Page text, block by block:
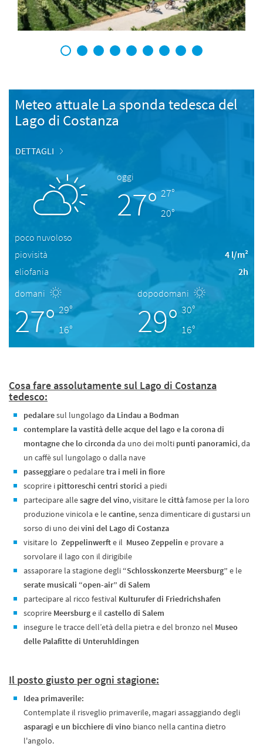
1 2 3 4 5 6 7 8 9
Meteo attuale La sponda tedesca del
Lago di Costanza
DETTAGLI
oggi
27° 27°
20°
poco nuvoloso
piovisità
4 l/m²
eliofania
2h
domani
27° 29°
16°
dopodomani
29° 30°
16°
Cosa fare assolutamente sul Lago di Costanza
tedesco:
pedalaresul lungolago da Lindau a Bodman
contemplare la vastità delle acque del lago e la corona di
montagne che lo circondada uno dei molti punti panoramici, da
un caffè sul lungolago o dalla nave
passeggiareo pedalaretra i meli in fiore
scoprire i pittoreschi centri storici a piedi
partecipare allesagre del vino, visitare lecittàfamose per la loro
produzione vinicola e lecantine, senza dimenticare di gustarsi un
sorso di uno deivini del Lago di Costanza
visitare lo Zeppelinwerfte il Museo Zeppelin e provare a
sorvolare il lago con il dirigibile
assaporare la stagione degli “Schlosskonzerte Meersburg” e le
serate musicali “open-air” di Salem
partecipare al ricco festival Kulturufer di Friedrichshafen
scoprire Meersburge il castello di Salem
insegure le tracce dell’età della pietra e del bronzo nel Museo
delle Palafitte di Unteruhldingen
Il posto giusto per ogni stagione:
Idea primaverile:
Contemplate il risveglio primaverile, magari assaggiando degli
asparagi e un bicchiere di vino bianco nella cantina dietro
l'angolo.